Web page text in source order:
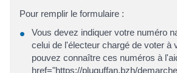
Pour remplir le formulaire :
Vous devez indiquer votre numéro
celui de l'électeur chargé de voter à
pouvez connaître ces numéros à
href="https://pluguffan.bzh/